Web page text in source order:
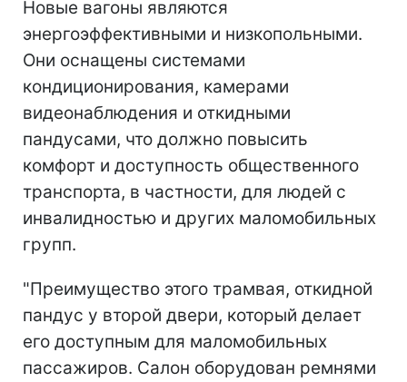
Новые вагоны являются
энергоэффективными и низкопольными.
Они оснащены системами
кондиционирования, камерами
видеонаблюдения и откидными
пандусами, что должно повысить
комфорт и доступность общественного
транспорта, в частности, для людей с
инвалидностью и других маломобильных
групп.
"Преимущество этого трамвая, откидной
пандус у второй двери, который делает
его доступным для маломобильных
пассажиров. Салон оборудован ремнями